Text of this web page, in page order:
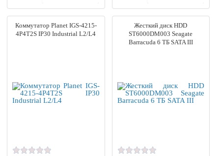
Коммутатор Planet IGS-4215-
4P4T2S IP30 Industrial L2/L4
Жесткий диск HDD
ST6000DM003 Seagate
Barracuda 6 ТБ SATA III